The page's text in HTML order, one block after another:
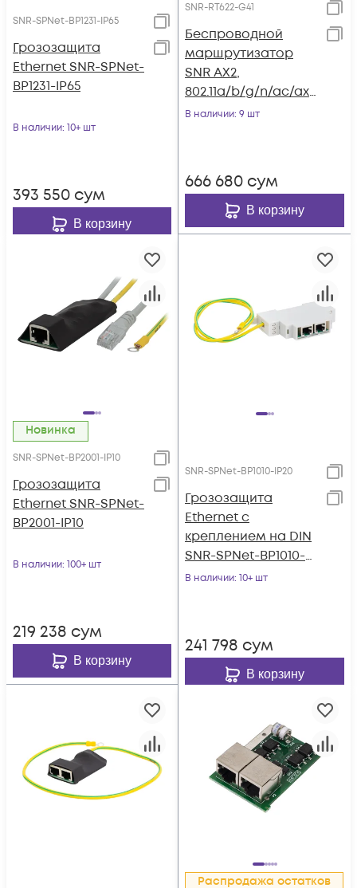
SNR-SPNet-BP1231-IP65
Грозозащита
Ethernet SNR-SPNet-
BP1231-IP65
В наличии: 10+ шт
393 550 сум
В корзину
SNR-RT622-G41
Беспроводной
маршрутизатор
SNR AX2,
802.11a/b/g/n/ac/ax,
5xGE RJ45
В наличии: 9 шт
666 680 сум
В корзину
Новинка
SNR-SPNet-BP2001-IP10
Грозозащита
Ethernet SNR-SPNet-
BP2001-IP10
В наличии: 100+ шт
219 238 сум
В корзину
SNR-SPNet-BP1010-IP20
Грозозащита
Ethernet с
креплением на DIN
SNR-SPNet-BP1010-
IP20
В наличии: 10+ шт
241 798 сум
В корзину
Распродажа остатков